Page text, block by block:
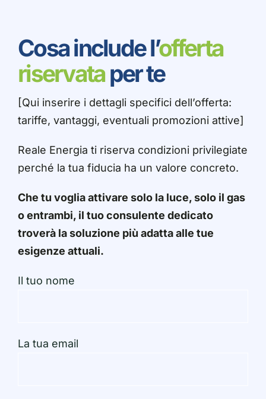
Cosa include l’offerta
riservataper te
[Qui inserire i dettagli specifici dell’offerta:
tariffe, vantaggi, eventuali promozioni attive]
Reale Energia ti riserva condizioni privilegiate
perché la tua fiducia ha un valore concreto.
Che tu voglia attivare solo la luce, solo il gas
o entrambi, il tuo consulente dedicato
troverà la soluzione più adatta alle tue
esigenze attuali.
Il tuo nome
La tua email